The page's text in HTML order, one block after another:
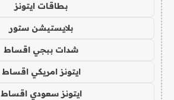
بطاقات ايتونز
بلايستيشن ستور
شدات ببجي اقساط
ايتونز امريكي اقساط
ايتونز سعودي اقساط